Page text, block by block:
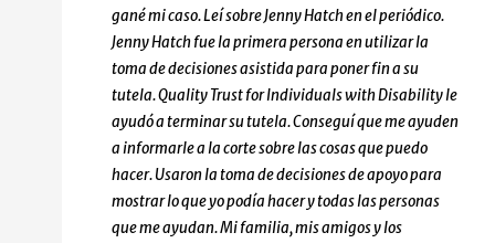
gané mi caso. Leí sobre Jenny Hatch en el periódico.
Jenny Hatch fue la primera persona en utilizar la
toma de decisiones asistida para poner fin a su
tutela. Quality Trust for Individuals with Disability le
ayudó a terminar su tutela. Conseguí que me ayuden
a informarle a la corte sobre las cosas que puedo
hacer. Usaron la toma de decisiones de apoyo para
mostrar lo que yo podía hacer y todas las personas
que me ayudan. Mi familia, mis amigos y los